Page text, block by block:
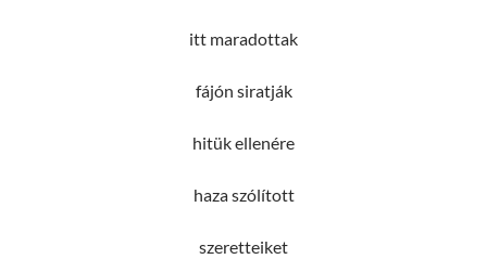
itt maradottak
fájón siratják
hitük ellenére
haza szólított
szeretteiket